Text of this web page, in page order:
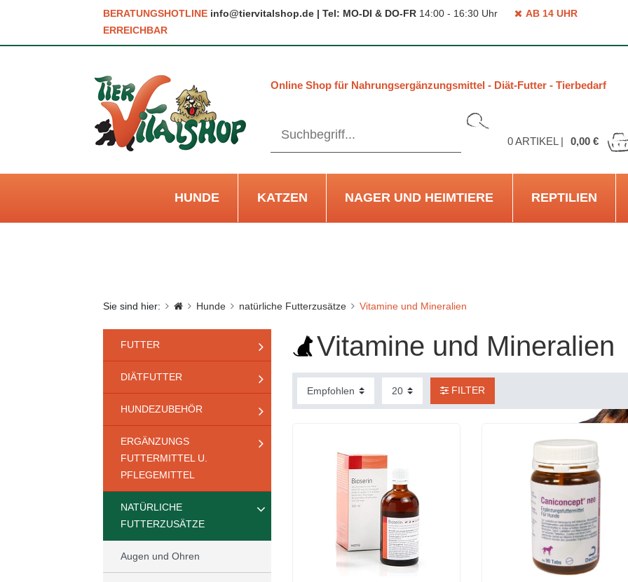
BERATUNGSHOTLINE info@tiervitalshop.de | Tel: MO-DI & DO-FR 14:00 - 16:30 Uhr
AB 14 UHR
ERREICHBAR
Online Shop für Nahrungsergänzungsmittel - Diät-Futter - Tierbedarf
0ARTIKEL | 0,00 €
HUNDE KATZEN NAGER UND HEIMTIERE REPTILIEN
Sie sind hier: Hunde natürliche Futterzusätze Vitamine und Mineralien
FUTTER
DIÄTFUTTER
HUNDEZUBEHÖR
ERGÄNZUNGS
FUTTERMITTEL U.
PFLEGEMITTEL
NATÜRLICHE
FUTTERZUSÄTZE
Augen und Ohren
Vitamine und Mineralien
FILTER